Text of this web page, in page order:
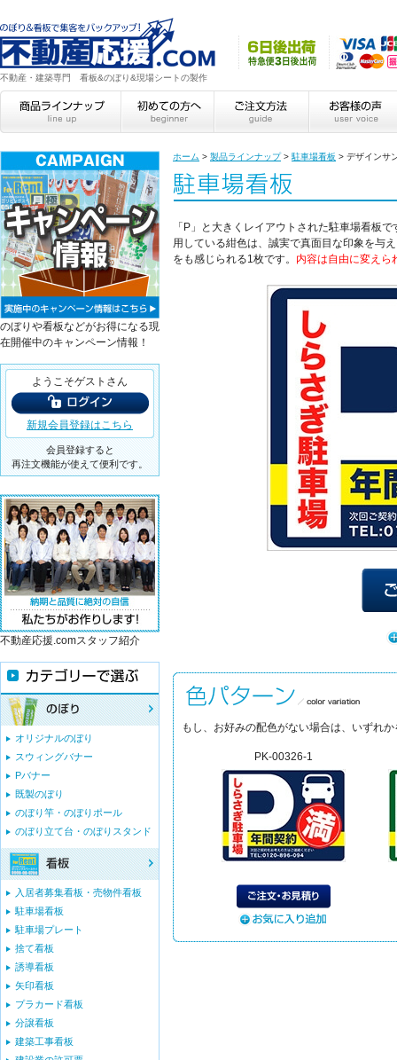
不動産・建築専門 看板&のぼり&現場シートの製作
ホーム > 製品ラインナップ> 駐車場看板 > デザインサ
「P」と大きくレイアウトされた駐車場看板
用している紺色は、誠実で真面目な印象を与
をも感じられる1枚です。 内容は自由に変えら
もし、お好みの配色がない場合は、いずれ
PK-00326-1
のぼりや看板などがお得になる現
在開催中のキャンペーン情報！
ようこそゲストさん
新規会員登録はこちら
会員登録すると
再注文機能が使えて便利です。
不動産応援.comスタッフ紹介
オリジナルのぼり
スウィングバナー
Pバナー
既製のぼり
のぼり竿・のぼりポール
のぼり立て台・のぼりスタンド
入居者募集看板・売物件看板
駐車場看板
駐車場プレート
捨て看板
誘導看板
矢印看板
プラカード看板
分譲看板
建築工事看板